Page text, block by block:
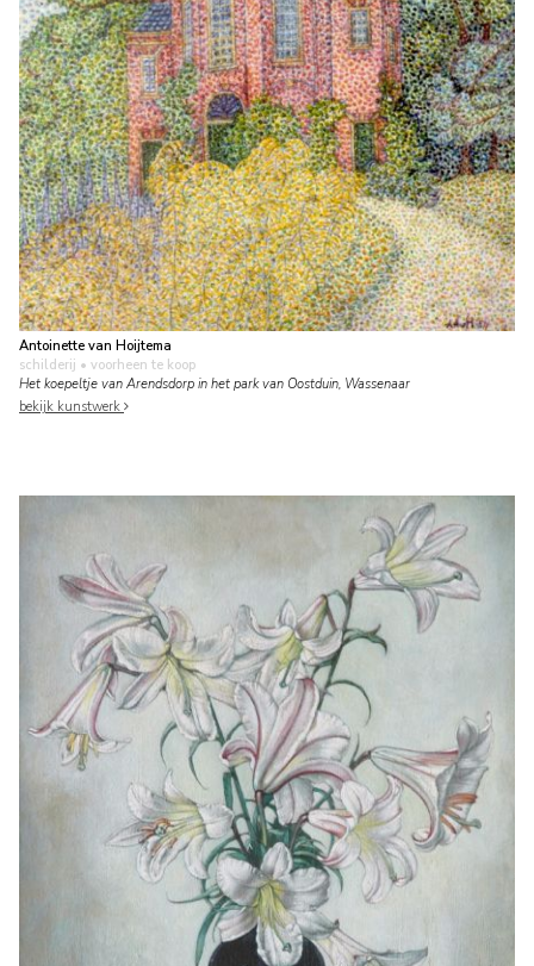
Antoinette van Hoijtema
schilderij • voorheen te koop
Het koepeltje van Arendsdorp in het park van Oostduin, Wassenaar
bekijk kunstwerk